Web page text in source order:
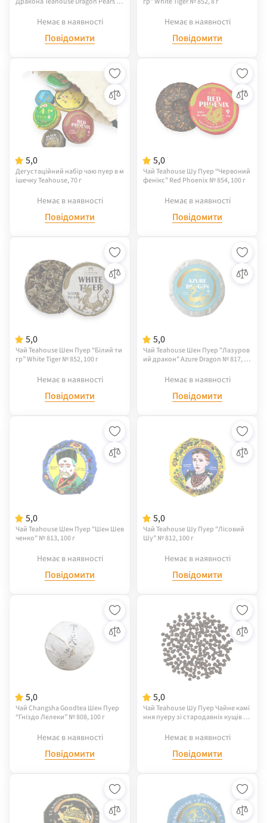
Немає в наявності
Повідомити
Немає в наявності
Повідомити
5,0
Дегустаційний набір чаю пуер в м
ішечку Teahouse, 70 г
Немає в наявності
Повідомити
5,0
Чай Teahouse Шу Пуер “Червоний
фенікс” Red Phoenix № 854, 100 г
Немає в наявності
Повідомити
5,0
Чай Teahouse Шен Пуер “Білий ти
гр” White Tiger № 852, 100 г
Немає в наявності
Повідомити
5,0
Чай Teahouse Шен Пуер "Лазуров
ий дракон" Azure Dragon № 817, 10
Немає в наявності
Повідомити
5,0
Чай Teahouse Шен Пуер "Шен Шев
ченко" № 813, 100 г
Немає в наявності
Повідомити
5,0
Чай Teahouse Шу Пуер "Лісовий
Шу" № 812, 100 г
Немає в наявності
Повідомити
5,0
Чай Changsha Goodtea Шен Пуер
“Гніздо Лелеки” № 808, 100 г
Немає в наявності
Повідомити
5,0
Чай Teahouse Шу Пуер Чайне камі
ння пуеру зі стародавніх кущів №
Немає в наявності
Повідомити